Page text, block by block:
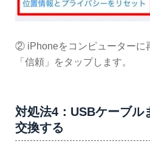
② iPhoneをコンピューターに
「信頼」をタップします。
対処法4：USBケーブル
交換する